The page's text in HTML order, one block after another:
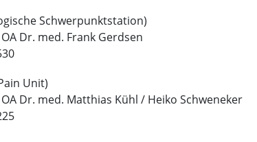
Schwerpunktstation)
Dr. med. Frank Gerdsen
Unit)
Dr. med. Matthias Kühl / Heiko Schweneker